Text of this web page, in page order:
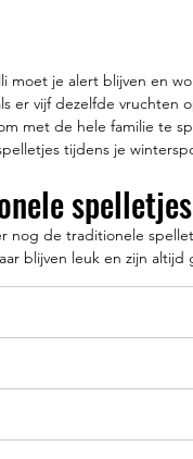
moet je alert blijven en
er vijf dezelfde vruchten
met de hele familie te
tijdens je
spelletjes
nog de traditionele
blijven leuk en zijn